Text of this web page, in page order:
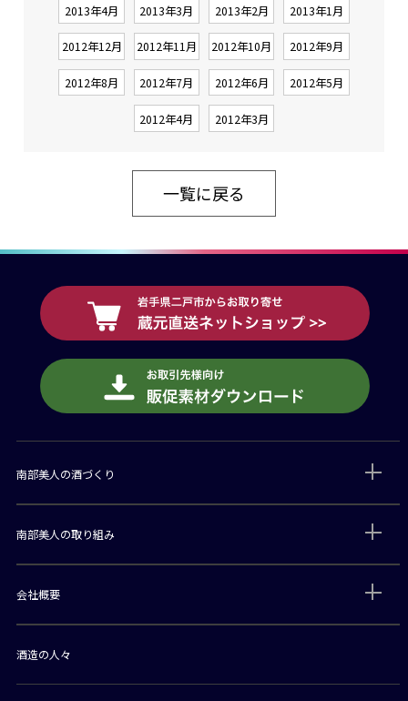
2013年4月 2013年3月 2013年2月 2013年1月
2012年12月 2012年11月 2012年10月 2012年9月
2012年8月 2012年7月 2012年6月 2012年5月
2012年4月 2012年3月
一覧に戻る
南部美人の酒づくり
南部美人の取り組み
会社概要
酒造の人々